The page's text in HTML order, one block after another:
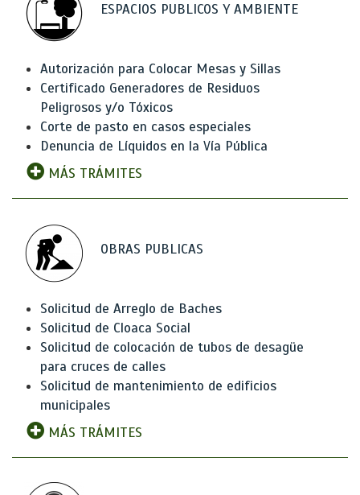
ESPACIOS PUBLICOS Y AMBIENTE
Autorización para Colocar Mesas y Sillas
Certificado Generadores de Residuos
Peligrosos y/o Tóxicos
Corte de pasto en casos especiales
Denuncia de Líquidos en la Vía Pública
MÁS TRÁMITES
OBRAS PUBLICAS
Solicitud de Arreglo de Baches
Solicitud de Cloaca Social
Solicitud de colocación de tubos de desagüe
para cruces de calles
Solicitud de mantenimiento de edificios
municipales
MÁS TRÁMITES